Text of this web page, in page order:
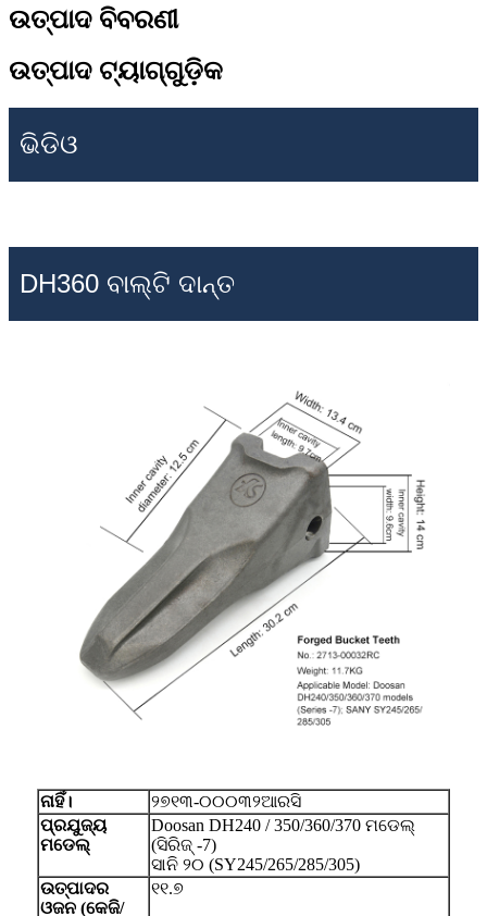
ଉତ୍ପାଦ ବିବରଣୀ
ଉତ୍ପାଦ ଟ୍ୟାଗ୍‌ଗୁଡ଼ିକ
ଭିଡିଓ
DH360 ବାଲ୍ଟି ଦାନ୍ତ
ନାହିଁ।
୨୭୧୩-୦୦୦୩୨ଆରସି
ପ୍ରଯୁଜ୍ୟ
ମଡେଲ୍
Doosan DH240 / 350/360/370 ମଡେଲ୍
(ସିରିଜ୍ -7)
ସାନି ୨୦ (SY245/265/285/305)
ଉତ୍ପାଦର
ଓଜନ (କେଜି/
୧୧.୭